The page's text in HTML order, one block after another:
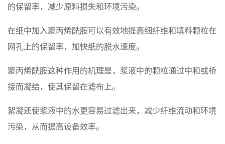
的保留率，减少原料损失和环境污染。
在纸中加入聚丙烯酰胺可以有效地提高细纤维和填料颗粒在
网孔上的保留率，加快纸的脱水速度。
聚丙烯酰胺这种作用的机理是，浆液中的颗粒通过中和或桥
接而凝结，使其保留在滤布上。
絮凝还使浆液中的水更容易过滤出来，减少纤维流动和环境
污染，从而提高设备效率。